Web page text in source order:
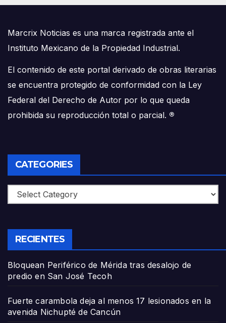
Marcrix Noticias es una marca registrada ante el
Instituto Mexicano de la Propiedad Industrial.
El contenido de este portal derivado de obras literarias
se encuentra protegido de conformidad con la Ley
Federal del Derecho de Autor por lo que queda
prohibida su reproducción total o parcial. ®
CATEGORIES
Categories
RECIENTES
Bloquean Periférico de Mérida tras desalojo de
predio en San José Tecoh
Fuerte carambola deja al menos 17 lesionados en la
avenida Nichupté de Cancún